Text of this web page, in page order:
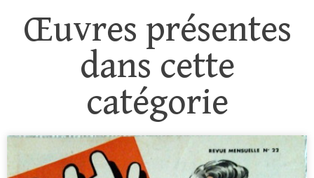
Œuvres présentes
dans cette
catégorie